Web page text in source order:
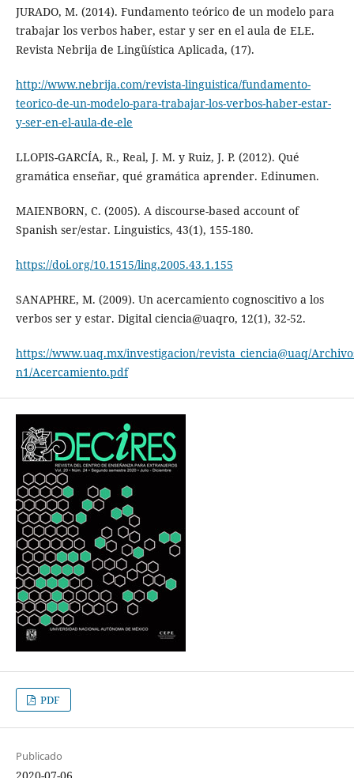
JURADO, M. (2014). Fundamento teórico de un modelo para
trabajar los verbos haber, estar y ser en el aula de ELE.
Revista Nebrija de Lingüística Aplicada, (17).
http://www.nebrija.com/revista-linguistica/fundamento-
teorico-de-un-modelo-para-trabajar-los-verbos-haber-estar-
y-ser-en-el-aula-de-ele
LLOPIS-GARCÍA, R., Real, J. M. y Ruiz, J. P. (2012). Qué
gramática enseñar, qué gramática aprender. Edinumen.
MAIENBORN, C. (2005). A discourse-based account of
Spanish ser/estar. Linguistics, 43(1), 155-180.
https://doi.org/10.1515/ling.2005.43.1.155
SANAPHRE, M. (2009). Un acercamiento cognoscitivo a los
verbos ser y estar. Digital ciencia@uaqro, 12(1), 32-52.
https://www.uaq.mx/investigacion/revista_ciencia@uaq/
n1/Acercamiento.pdf
PDF
Publicado